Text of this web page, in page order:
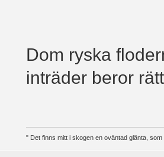
Dom ryska
inträder beror
" Det finns mitt i skogen en oväntad glänta,